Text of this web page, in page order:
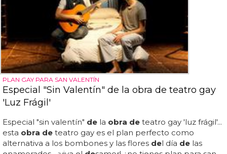
PLAN GAY PARA SAN VALENTÍN
Especial "Sin Valentín" de la obra de teatro gay
'Luz Frágil'
Especial "sin valentín" de la obra de teatro gay 'luz frágil'...
esta obra de teatro gay es el plan perfecto como
alternativa a los bombones y las flores del día de las